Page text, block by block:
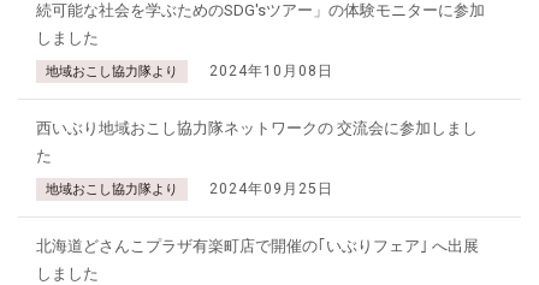
続可能な社会を学ぶためのSDG'sツアー」の体験モニターに参加
しました
地域おこし協力隊より 2024年10月08日
西いぶり地域おこし協力隊ネットワークの 交流会に参加しまし
た
地域おこし協力隊より 2024年09月25日
北海道どさんこプラザ有楽町店で開催の｢いぶりフェア｣ へ出展
しました